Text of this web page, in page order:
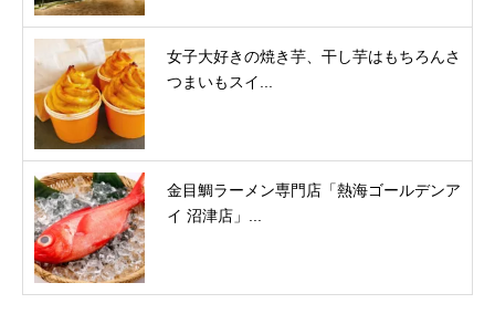
女子大好きの焼き芋、干し芋はもちろんさ
つまいもスイ...
金目鯛ラーメン専門店「熱海ゴールデンア
イ 沼津店」...